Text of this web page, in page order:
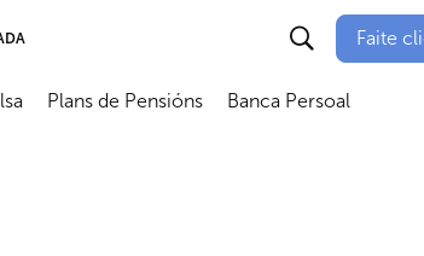
Faite
Abrir submenú
Plans de Pensións
Abrir submenú
Banca Persoal